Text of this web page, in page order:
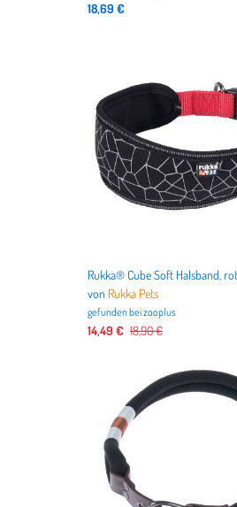
18,69 €
von Rukka Pets
gefunden beizooplus
14,49 € 18,90 €